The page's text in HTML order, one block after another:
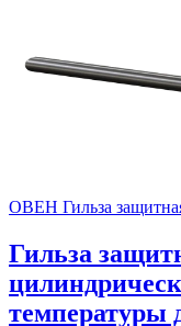
ОВЕН Гильза
Гильза
температуры